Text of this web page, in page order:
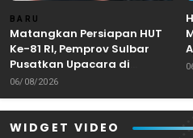
BARU
Matangkan Persiapan HUT
Ke-81 RI, Pemprov Sulbar
Pusatkan Upacara di
Lapangan Ahmad Kirang
Mamuju
06/08/2026
WIDGET VIDEO